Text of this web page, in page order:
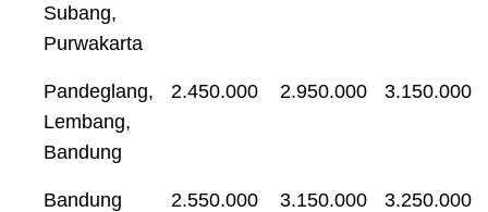
Subang,
Purwakarta
Pandeglang,
Lembang,
Bandung
2.450.000 2.950.000 3.150.000
Bandung
2.550.000 3.150.000 3.250.000